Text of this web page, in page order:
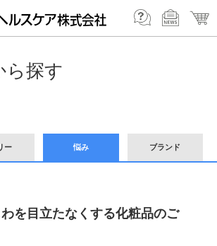
ら探す
ー 悩み ブランド
を目立たなくする化粧品のご